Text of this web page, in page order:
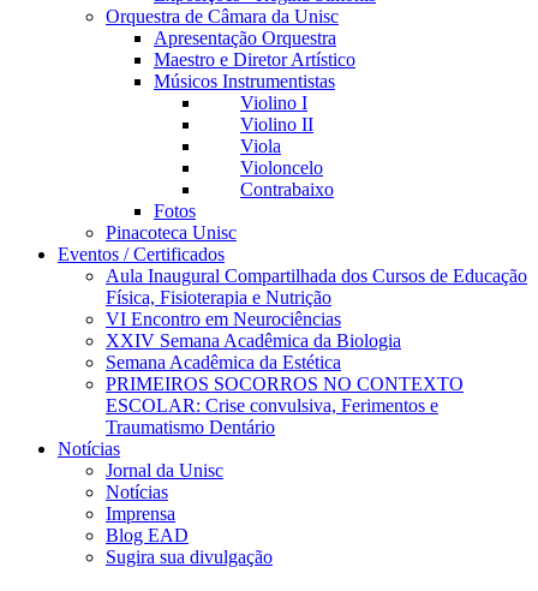
Orquestra de Câmara da Unisc
Apresentação Orquestra
Maestro e Diretor Artístico
Músicos Instrumentistas
Violino I
Violino II
Viola
Violoncelo
Contrabaixo
Fotos
Pinacoteca Unisc
Eventos / Certificados
Aula Inaugural Compartilhada dos Cursos de Educação
Física, Fisioterapia e Nutrição
VI Encontro em Neurociências
XXIV Semana Acadêmica da Biologia
Semana Acadêmica da Estética
PRIMEIROS SOCORROS NO CONTEXTO
ESCOLAR: Crise convulsiva, Ferimentos e
Traumatismo Dentário
Notícias
Jornal da Unisc
Notícias
Imprensa
Blog EAD
Sugira sua divulgação